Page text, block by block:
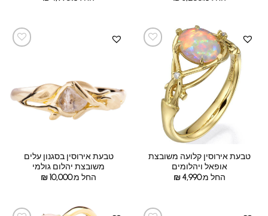
טבעת אירוסין קלועה משובצת
אופאל ויהלומים
החל מ:
₪4,990
טבעת אירוסין בסגנון עלים
משובצת יהלום גולמי
החל מ:
₪10,000